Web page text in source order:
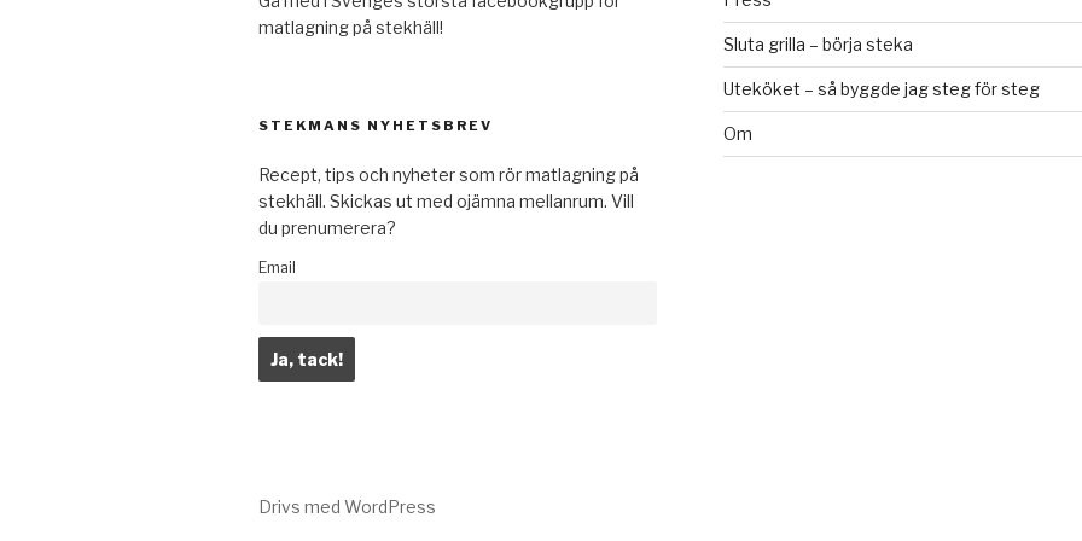
matlagning på stekhäll!
STEKMANS NYHETSBREV
Recept, tips och nyheter som rör matlagning på
stekhäll. Skickas ut med ojämna mellanrum. Vill
du prenumerera?
Email
Sluta grilla – börja steka
Uteköket – så byggde jag steg för steg
Om
Drivs med WordPress